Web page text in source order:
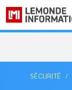
SÉCURITÉ /